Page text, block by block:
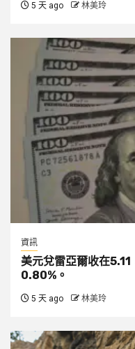
5 天 ago 林美玲
資訊
美元兌雷亞爾收在
0.80%。
5 天 ago 林美玲